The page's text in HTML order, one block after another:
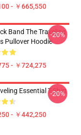
- ￥665,550
Band The Traveling
Pullover Hoodie
- ￥724,275
-20%
Essential T-Shirt
- ￥442,250
-20%